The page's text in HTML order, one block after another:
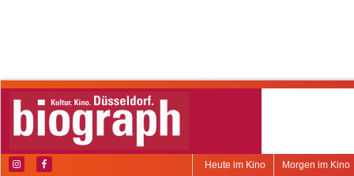
Morgen im Kino
Heute im Kino